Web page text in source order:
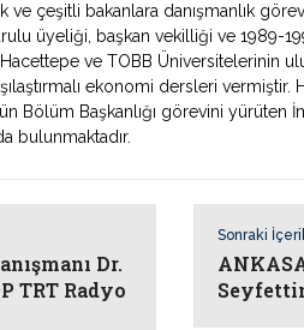
ve çeşitli bakanlara danışmanlık
üyeliği, başkan vekilliği ve 1989-
Hacettepe ve TOBB Üniversitelerinin
ekonomi dersleri vermiştir.
Bölüm Başkanlığı görevini yürüten
bulunmaktadır.
Dr.
TRT Radyo
Sonraki